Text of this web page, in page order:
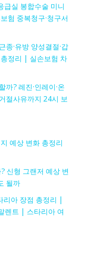
급실 봉합수술 미니
험 중복청구·청구서
종·유방 양성결절·갑
정리 | 실손보험 차
? 레진·인레이·온
절사유까지 24시 보
예상 변화 총정리
신형 그랜저 예상 변
될까
리아 장점 총정리 |
렌트 | 스타리아 여